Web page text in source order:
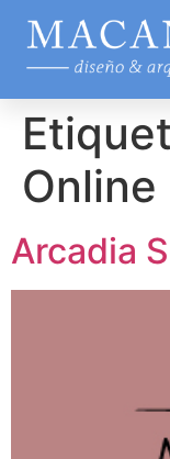
Online
Arcadia